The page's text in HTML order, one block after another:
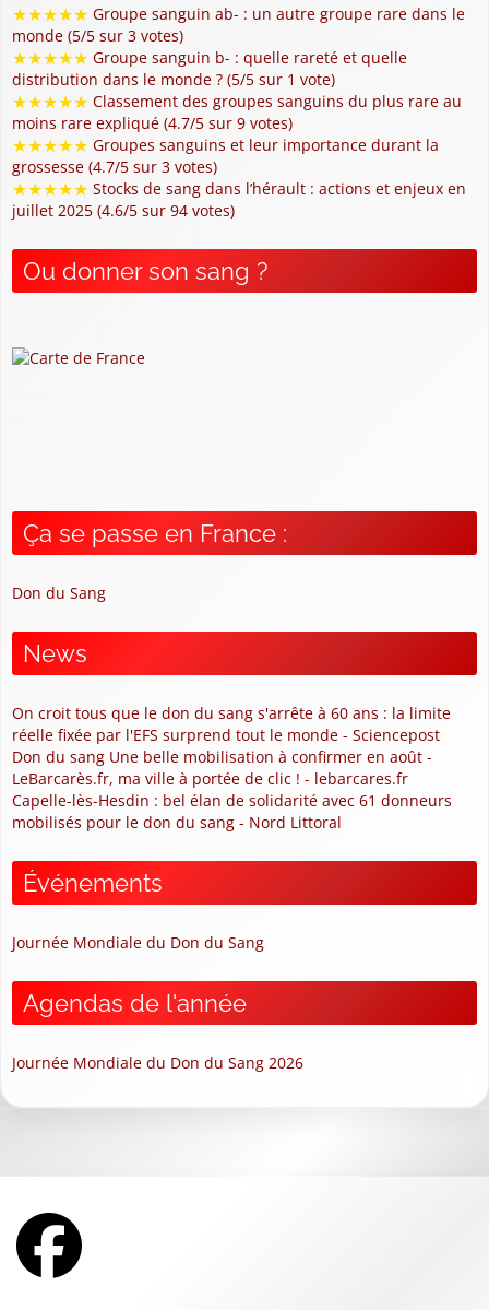
★★★★★ Groupe sanguin ab- : un autre groupe rare dans le
monde (5/5 sur 3 votes)
★★★★★ Groupe sanguin b- : quelle rareté et quelle
distribution dans le monde ? (5/5 sur 1 vote)
★★★★★ Classement des groupes sanguins du plus rare au
moins rare expliqué (4.7/5 sur 9 votes)
★★★★★ Groupes sanguins et leur importance durant la
grossesse (4.7/5 sur 3 votes)
★★★★★ Stocks de sang dans l’hérault : actions et enjeux en
juillet 2025 (4.6/5 sur 94 votes)
Ou donner son sang ?
Ça se passe en France :
Don du Sang
News
On croit tous que le don du sang s'arrête à 60 ans : la limite
réelle fixée par l'EFS surprend tout le monde - Sciencepost
Don du sang Une belle mobilisation à confirmer en août -
LeBarcarès.fr, ma ville à portée de clic ! - lebarcares.fr
Capelle-lès-Hesdin : bel élan de solidarité avec 61 donneurs
mobilisés pour le don du sang - Nord Littoral
Événements
Journée Mondiale du Don du Sang
Agendas de l'année
Journée Mondiale du Don du Sang 2026